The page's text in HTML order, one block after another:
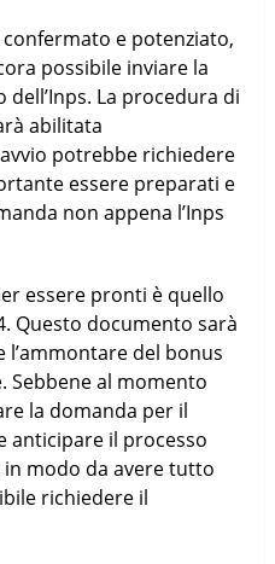
e potenziato,
possibile inviare la
La procedura di
abilitata
potrebbe richiedere
essere preparati e
non appena l’Inps
essere pronti è quello
Questo documento sarà
del bonus
Sebbene al momento
la domanda per il
anticipare il processo
in modo da avere tutto
richiedere il